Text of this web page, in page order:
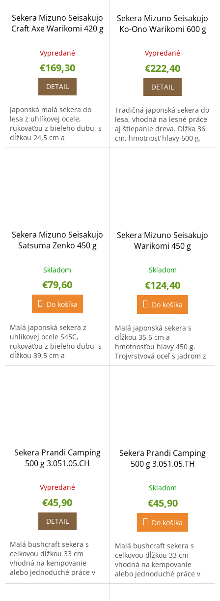
Sekera Mizuno Seisakujo
Craft Axe Warikomi 420 g
Vypredané
€169,30
DETAIL
Japonská malá sekera do
lesa z uhlíkovej ocele,
rukoväťou z bieleho dubu, s
dĺžkou 24,5 cm a
hmotnosťou hlavy 420 g.
Sekera Mizuno Seisakujo
Ko-Ono Warikomi 600 g
Vypredané
€222,40
DETAIL
Tradičná japonská sekera do
lesa, vhodná na lesné práce
aj štiepanie dreva. Dĺžka 36
cm, hmotnosť hlavy 600 g.
Trojvrstvová oceľ s jadrom z
Sekera Mizuno Seisakujo
Satsuma Zenko 450 g
Skladom
€79,60
Do košíka
Malá japonská sekera z
uhlíkovej ocele S45C,
rukoväťou z bieleho dubu, s
dĺžkou 39,5 cm a
hmotnosťou hlavy 450 g.
Sekera Mizuno Seisakujo
Warikomi 450 g
Skladom
€124,40
Do košíka
Malá japonská sekera s
dĺžkou 35,5 cm a
hmotnosťou hlavy 450 g.
Trojvrstvová oceľ s jadrom z
uhlíkovej ocele S45C, rukoväť
Sekera Prandi Camping
500 g 3.051.05.CH
Vypredané
€45,90
DETAIL
Malá bushcraft sekera s
celkovou dĺžkou 33 cm
vhodná na kempovanie
alebo jednoduché práce v
záhrade. Sekera je vyrobená
Sekera Prandi Camping
500 g 3.051.05.TH
Skladom
€45,90
Do košíka
Malá bushcraft sekera s
celkovou dĺžkou 33 cm
vhodná na kempovanie
alebo jednoduché práce v
záhrade. Sekera je vyrobená